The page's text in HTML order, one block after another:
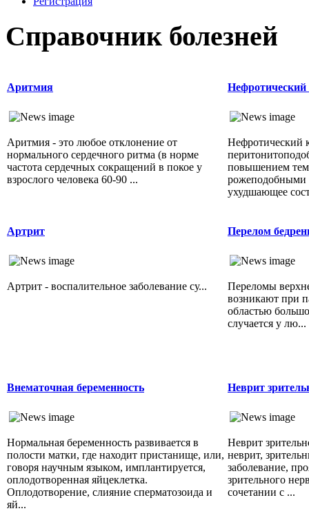
Справочник болезней
Аритмия
Аритмия - это любое отклонение от
нормального сердечного ритма (в норме
частота сердечных сокращений в покое у
взрослого человека 60-90 ...
Нефротический
Нефротический
повышением
рожеподобными
ухудшающее
Артрит
Артрит - воспалительное заболевание су...
Перелом
Переломы
возникают при
областью
случается у лю...
Внематочная беременность
Нормальная беременность развивается в
полости матки, где находит пристанище, или,
говоря научным языком, имплантируется,
оплодотворенная яйцеклетка.
Оплодотворение, слияние сперматозоида и
яй...
Неврит
Неврит
неврит,
заболевание,
зрительного
сочетании с ...